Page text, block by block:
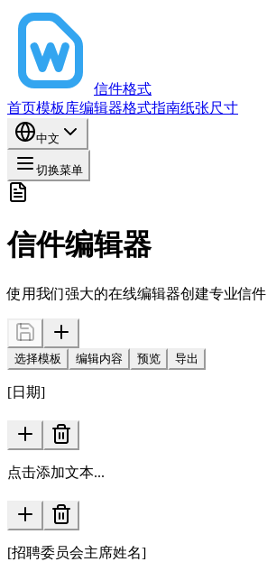
信件格式
首页模板库编辑器格式指南纸张尺寸
中文
切换菜单
信件编辑器
使用我们强大的在线编辑器创建专业信件
选择模板 编辑内容 预览 导出
[日期]
点击添加文本...
[招聘委员会主席姓名]